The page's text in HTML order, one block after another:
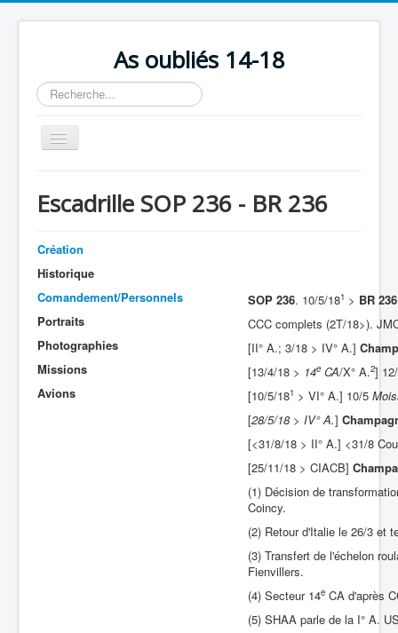
As oubliés 14-18
Rechercher
Basculer
la
Chronologie
Escadrilles
Organisation
Avions
Formation
Doctrines
Escadrille SOP 236 - BR 236
Création
Historique
Comandement/Personnels
Portraits
Photographies
Missions
Avions
SOP 236. 10/5/181 > BR 236
CCC complets (2T/18>).
[II° A.; 3/18 > IV° A.]
[13/4/18 > 14e CA/X° A.2]
[10/5/181 > VI° A.] 10/5
[28/5/18 > IV° A.]
[<31/8/18 > II° A.] <31/8
[25/11/18 > CIACB]
(1) Décision de
Coincy.
(2) Retour d'Italie le 26/3 et
(3) Transfert de l'échelon
Fienvillers.
(4) Secteur 14e CA d'après
(5) SHAA parle de la I° A.